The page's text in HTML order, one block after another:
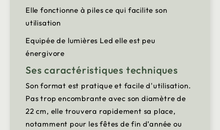
Elle fonctionne à piles ce qui facilite son
utilisation
Equipée de lumières Led elle est peu
énergivore
Ses caractéristiques techniques
Son format est pratique et facile d'utilisation.
Pas trop encombrante avec son diamètre de
22 cm, elle trouvera rapidement sa place,
notamment pour les fêtes de fin d’année ou